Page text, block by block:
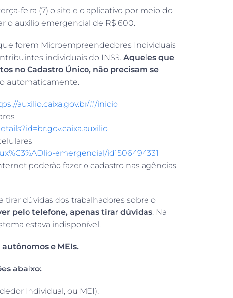
feira (7) o site e o aplicativo por meio do
o auxílio emergencial de R$ 600.
forem Microempreendedores Individuais
individuais do INSS. Aqueles que
no Cadastro Único, não precisam se
automaticamente.
auxilio.caixa.gov.br/#/inicio
emergencial/id1506494331
poderão fazer o cadastro nas agências
tirar dúvidas dos trabalhadores sobre o
pelo telefone, apenas tirar dúvidas. Na
estava indisponível.
e MEIs.
abaixo:
Individual, ou MEI);